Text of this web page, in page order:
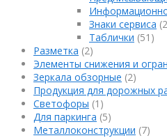
Знаки сервиса
Таблички (51)
Разметка (2)
Элементы снижения и
Зеркала обзорные (2)
Продукция для дорожных
Светофоры (1)
Для паркинга (5)
Металлоконструкции (7)